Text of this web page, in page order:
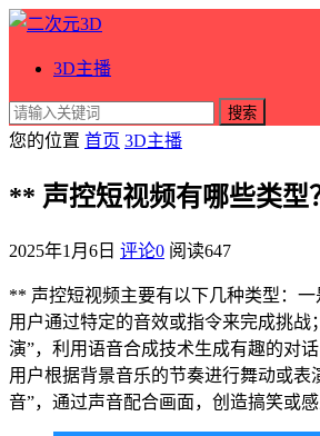
3D主播
搜索
您的位置 首页 3D主播
** 声控短视频有哪些类型
2025年1月6日 评论0 阅读647
** 声控短视频主要有以下几种类型：一
用户通过特定的音效或指令来完成挑战
演”，利用语音合成技术生成有趣的对话
用户根据背景音乐的节奏进行舞动或表
音”，通过声音配合画面，创造搞笑或感